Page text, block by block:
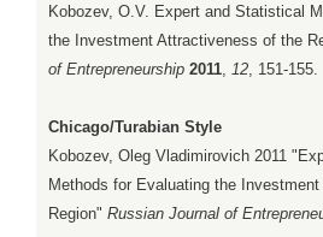
Kobozev, O.V. Expert and Statistical
the Investment Attractiveness of the
of Entrepreneurship 2011, 12, 151-155.
Chicago/Turabian Style
Kobozev, Oleg Vladimirovich 2011
Methods for Evaluating the
Region" Russian Journal of